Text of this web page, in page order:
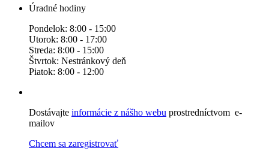
Úradné hodiny
Pondelok: 8:00 - 15:00
Utorok: 8:00 - 17:00
Streda: 8:00 - 15:00
Štvrtok: Nestránkový deň
Piatok: 8:00 - 12:00
Dostávajte informácie z nášho webu prostredníctvom e-
mailov
Chcem sa zaregistrovať